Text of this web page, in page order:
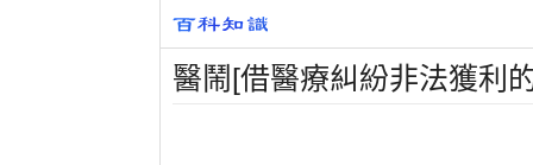
醫鬧[借醫療糾紛非法獲利